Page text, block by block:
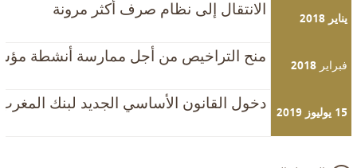
يناير 2018 الانتقال إلى نظام صرف أكثر مرونة
فبراير 2018 منح التراخيص من أجل ممارسة أنشطة
15 يوليوز 2019 دخول القانون الأساسي الجديد لبنك المغرب